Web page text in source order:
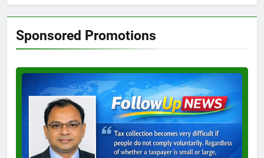
Sponsored Promotions
Ad
3